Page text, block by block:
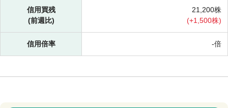
信用買残
(前週比)
21,200株
(+1,500株)
信用倍率 -倍